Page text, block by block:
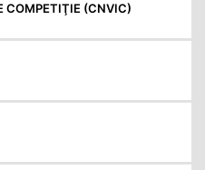
COMPETIŢIE (CNVIC)